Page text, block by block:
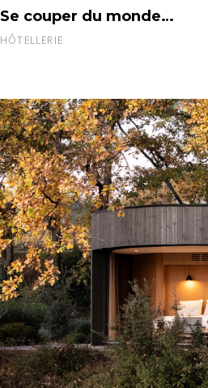
Se couper du monde…
HÔTELLERIE